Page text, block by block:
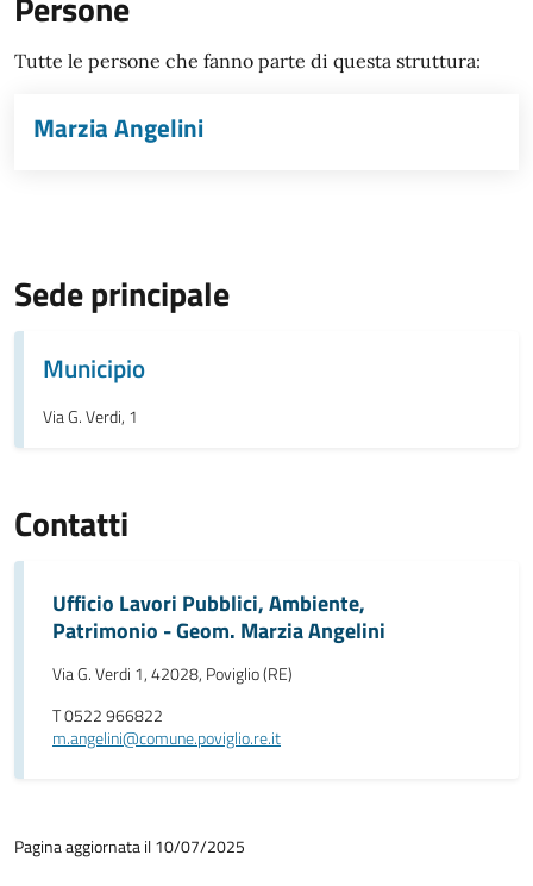
Tutte le persone che fanno parte di questa struttura:
Marzia Angelini
Sede principale
Municipio
Via G. Verdi, 1
Contatti
Ufficio Lavori Pubblici, Ambiente,
Patrimonio - Geom. Marzia Angelini
Via G. Verdi 1, 42028, Poviglio (RE)
T 0522 966822
m.angelini@comune.poviglio.re.it
Pagina aggiornata il 10/07/2025